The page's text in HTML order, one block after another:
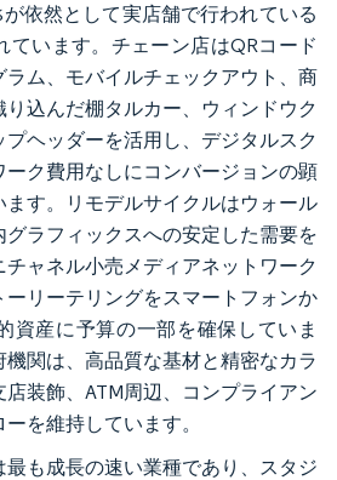
依然として実店舗で行われている
ています。チェーン店はQRコード
ラム、モバイルチェックアウト、商
込んだ棚タルカー、ウィンドウク
プヘッダーを活用し、デジタルスク
ーク費用なしにコンバージョンの顕
す。リモデルサイクルはウォール
グラフィックスへの安定した需要を
ャネル小売メディアネットワーク
リーテリングをスマートフォンか
資産に予算の一部を確保していま
関は、高品質な基材と精密なカラ
装飾、ATM周辺、コンプライアン
を維持しています。
も成長の速い業種であり、スタジ